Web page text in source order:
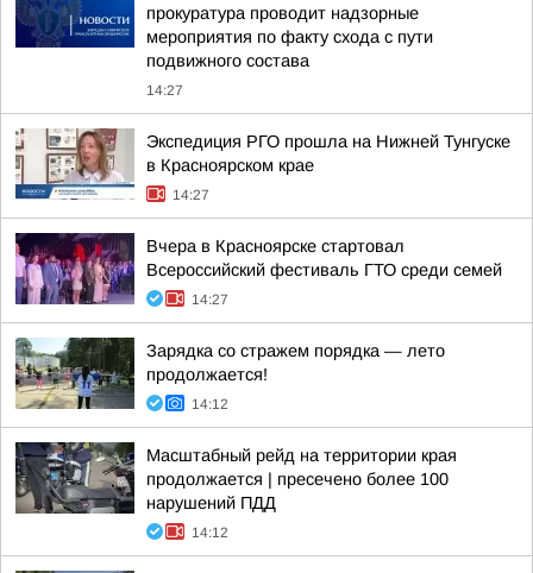
прокуратура проводит надзорные
мероприятия по факту схода с пути
подвижного состава
14:27
Экспедиция РГО прошла на Нижней Тунгуске
в Красноярском крае
14:27
Вчера в Красноярске стартовал
Всероссийский фестиваль ГТО среди семей
14:27
Зарядка со стражем порядка — лето
продолжается!
14:12
Масштабный рейд на территории края
продолжается | пресечено более 100
нарушений ПДД
14:12